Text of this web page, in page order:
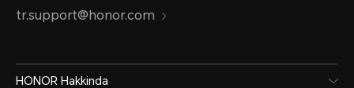
tr.support@honor.com
HONOR Hakkinda